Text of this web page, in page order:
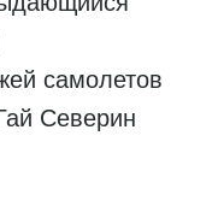
самолетов
Северин